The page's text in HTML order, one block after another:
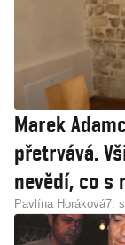
Marek
přetrvává.
nevědí, co s
Pavlína Horáková7.